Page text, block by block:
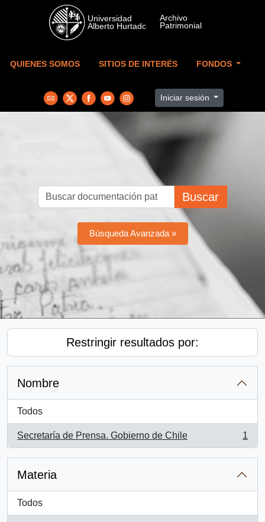
Skip to main content
QUIENES SOMOS SITIOS DE INTERÉS FONDOS
Iniciar sesión
Buscar
Búsqueda Avanzada »
Restringir resultados por:
Nombre
Todos
Secretaría de Prensa. Gobierno de Chile
, 1 resultados
1
Materia
Todos